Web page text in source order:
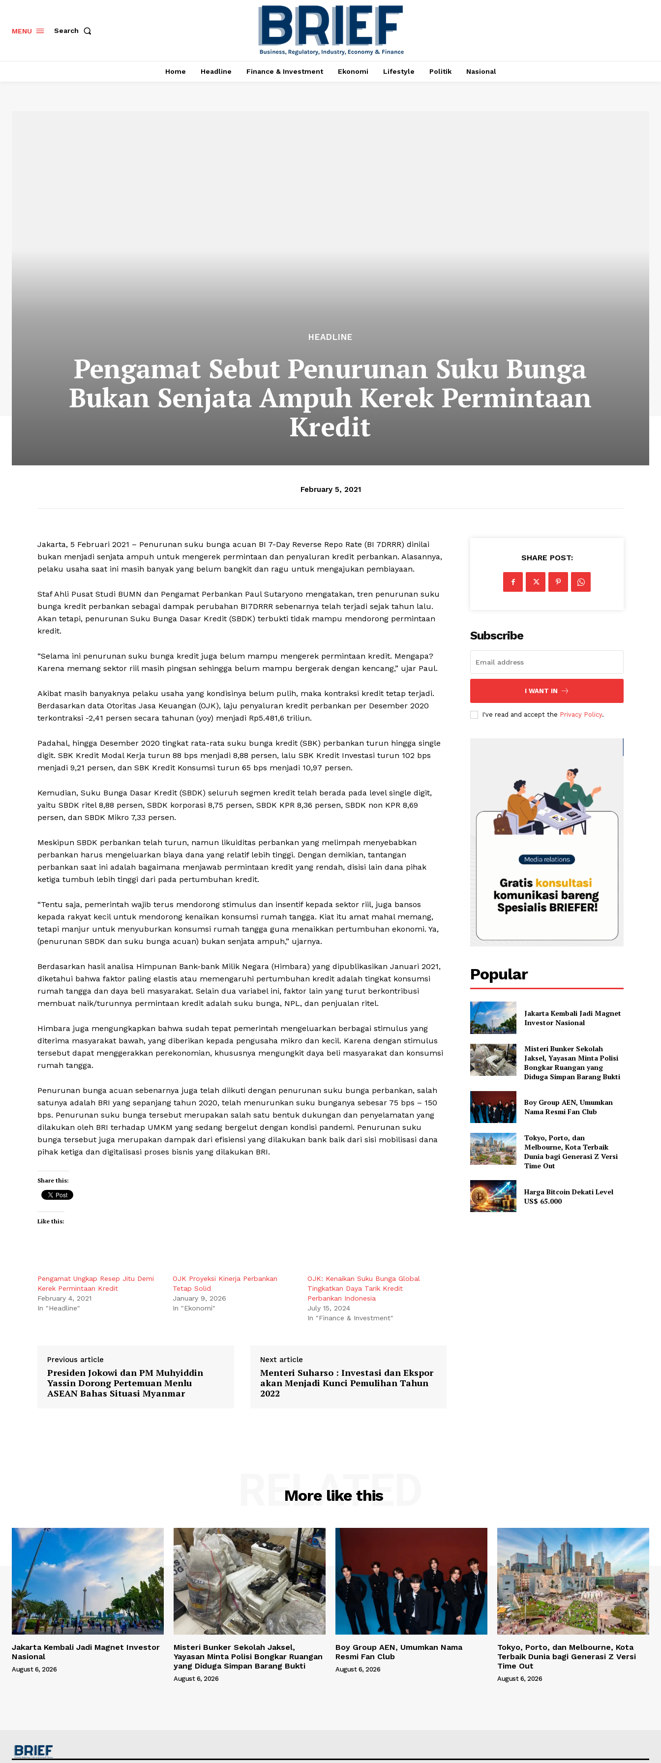
MENU Search
Home Headline Finance & Investment Ekonomi Lifestyle Politik Nasional
HEADLINE
Pengamat Sebut Penurunan Suku Bunga
Bukan Senjata Ampuh Kerek Permintaan
Kredit
February 5, 2021
Jakarta, 5 Februari 2021 – Penurunan suku bunga acuan BI 7-Day Reverse Repo Rate (BI 7DRRR) dinilai
bukan menjadi senjata ampuh untuk mengerek permintaan dan penyaluran kredit perbankan. Alasannya,
pelaku usaha saat ini masih banyak yang belum bangkit dan ragu untuk mengajukan pembiayaan.
Staf Ahli Pusat Studi BUMN dan Pengamat Perbankan Paul Sutaryono mengatakan, tren penurunan suku
bunga kredit perbankan sebagai dampak perubahan BI7DRRR sebenarnya telah terjadi sejak tahun lalu.
Akan tetapi, penurunan Suku Bunga Dasar Kredit (SBDK) terbukti tidak mampu mendorong permintaan
kredit.
“Selama ini penurunan suku bunga kredit juga belum mampu mengerek permintaan kredit. Mengapa?
Karena memang sektor riil masih pingsan sehingga belum mampu bergerak dengan kencang,” ujar Paul.
Akibat masih banyaknya pelaku usaha yang kondisinya belum pulih, maka kontraksi kredit tetap terjadi.
Berdasarkan data Otoritas Jasa Keuangan (OJK), laju penyaluran kredit perbankan per Desember 2020
terkontraksi -2,41 persen secara tahunan (yoy) menjadi Rp5.481,6 triliun.
Padahal, hingga Desember 2020 tingkat rata-rata suku bunga kredit (SBK) perbankan turun hingga single
digit. SBK Kredit Modal Kerja turun 88 bps menjadi 8,88 persen, lalu SBK Kredit Investasi turun 102 bps
menjadi 9,21 persen, dan SBK Kredit Konsumsi turun 65 bps menjadi 10,97 persen.
Kemudian, Suku Bunga Dasar Kredit (SBDK) seluruh segmen kredit telah berada pada level single digit,
yaitu SBDK ritel 8,88 persen, SBDK korporasi 8,75 persen, SBDK KPR 8,36 persen, SBDK non KPR 8,69
persen, dan SBDK Mikro 7,33 persen.
Meskipun SBDK perbankan telah turun, namun likuiditas perbankan yang melimpah menyebabkan
perbankan harus mengeluarkan biaya dana yang relatif lebih tinggi. Dengan demikian, tantangan
perbankan saat ini adalah bagaimana menjawab permintaan kredit yang rendah, disisi lain dana pihak
ketiga tumbuh lebih tinggi dari pada pertumbuhan kredit.
“Tentu saja, pemerintah wajib terus mendorong stimulus dan insentif kepada sektor riil, juga bansos
kepada rakyat kecil untuk mendorong kenaikan konsumsi rumah tangga. Kiat itu amat mahal memang,
tetapi manjur untuk menyuburkan konsumsi rumah tangga guna menaikkan pertumbuhan ekonomi. Ya,
(penurunan SBDK dan suku bunga acuan) bukan senjata ampuh,” ujarnya.
Berdasarkan hasil analisa Himpunan Bank-bank Milik Negara (Himbara) yang dipublikasikan Januari 2021,
diketahui bahwa faktor paling elastis atau memengaruhi pertumbuhan kredit adalah tingkat konsumsi
rumah tangga dan daya beli masyarakat. Selain dua variabel ini, faktor lain yang turut berkontribusi
membuat naik/turunnya permintaan kredit adalah suku bunga, NPL, dan penjualan ritel.
Himbara juga mengungkapkan bahwa sudah tepat pemerintah mengeluarkan berbagai stimulus yang
diterima masyarakat bawah, yang diberikan kepada pengusaha mikro dan kecil. Karena dengan stimulus
tersebut dapat menggerakkan perekonomian, khususnya mengungkit daya beli masyarakat dan konsumsi
rumah tangga.
Penurunan bunga acuan sebenarnya juga telah diikuti dengan penurunan suku bunga perbankan, salah
satunya adalah BRI yang sepanjang tahun 2020, telah menurunkan suku bunganya sebesar 75 bps – 150
bps. Penurunan suku bunga tersebut merupakan salah satu bentuk dukungan dan penyelamatan yang
dilakukan oleh BRI terhadap UMKM yang sedang bergelut dengan kondisi pandemi. Penurunan suku
bunga tersebut juga merupakan dampak dari efisiensi yang dilakukan bank baik dari sisi mobilisasi dana
pihak ketiga dan digitalisasi proses bisnis yang dilakukan BRI.
Share this:
Like this:
Pengamat Ungkap Resep Jitu Demi
Kerek Permintaan Kredit
February 4, 2021
In "Headline"
OJK Proyeksi Kinerja Perbankan
Tetap Solid
January 9, 2026
In "Ekonomi"
OJK: Kenaikan Suku Bunga Global
Tingkatkan Daya Tarik Kredit
Perbankan Indonesia
July 15, 2024
In "Finance & Investment"
Previous article
Presiden Jokowi dan PM Muhyiddin
Yassin Dorong Pertemuan Menlu
ASEAN Bahas Situasi Myanmar
Next article
Menteri Suharso : Investasi dan Ekspor
akan Menjadi Kunci Pemulihan Tahun
2022
SHARE POST:
Subscribe
I WANT IN
I've read and accept the Privacy Policy.
Popular
Jakarta Kembali Jadi Magnet
Investor Nasional
Misteri Bunker Sekolah
Jaksel, Yayasan Minta Polisi
Bongkar Ruangan yang
Diduga Simpan Barang Bukti
Boy Group AEN, Umumkan
Nama Resmi Fan Club
Tokyo, Porto, dan
Melbourne, Kota Terbaik
Dunia bagi Generasi Z Versi
Time Out
Harga Bitcoin Dekati Level
US$ 65.000
More like this
RELATED
Jakarta Kembali Jadi Magnet Investor
Nasional
August 6, 2026
Misteri Bunker Sekolah Jaksel,
Yayasan Minta Polisi Bongkar Ruangan
yang Diduga Simpan Barang Bukti
August 6, 2026
Boy Group AEN, Umumkan Nama
Resmi Fan Club
August 6, 2026
Tokyo, Porto, dan Melbourne, Kota
Terbaik Dunia bagi Generasi Z Versi
Time Out
August 6, 2026